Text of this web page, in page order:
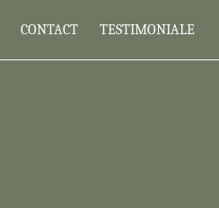
CONTACT TESTIMONIALE